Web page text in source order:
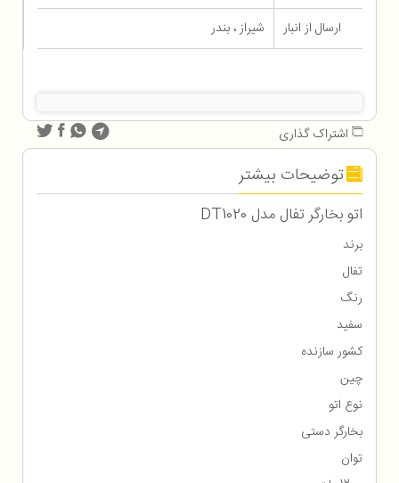
ارسال از انبار
شیراز ، بندر
اشتراک گذاری
توضیحات بیشتر
اتو بخارگر تفال مدل DT1020
برند
تفال
رنگ
سفید
کشور سازنده
چین
نوع اتو
بخارگر دستی
توان